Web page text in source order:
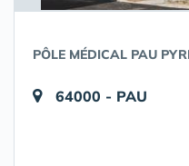
PÔLE MÉDICAL PAU
64000 - PAU